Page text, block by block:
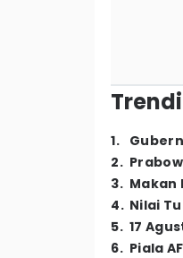
1.
2.
3. Makan
4. Nilai
5. 17
6. Piala